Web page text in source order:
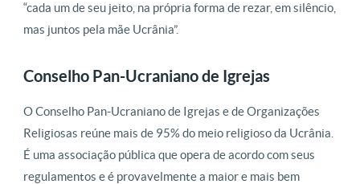
“cada um de seu jeito, na própria forma de rezar, em silêncio,
mas juntos pela mãe Ucrânia”.
Conselho Pan-Ucraniano de Igrejas
O Conselho Pan-Ucraniano de Igrejas e de Organizações
Religiosas reúne mais de 95% do meio religioso da Ucrânia.
É uma associação pública que opera de acordo com seus
regulamentos e é provavelmente a maior e mais bem